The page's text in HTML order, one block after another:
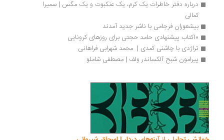
بیشعوران فرجامی با ناشر جدید آمدند
تراژدی با چاشنی کمدی |  محمد شهرابی فراهانی
پیرامون شبح آلکساندر ولف | مصطفی شاملو